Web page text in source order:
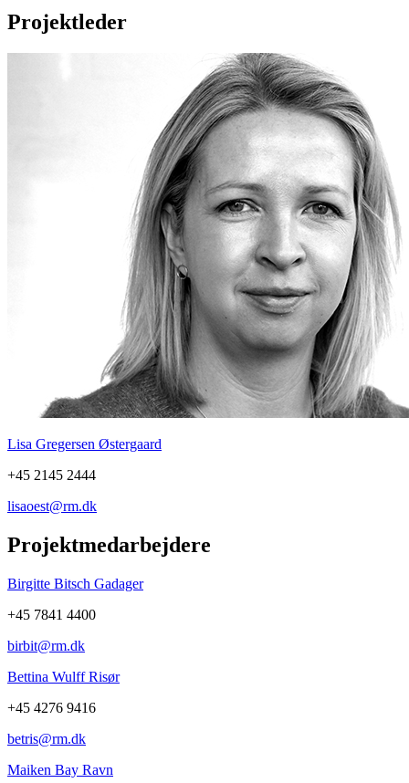
Projektleder
Lisa Gregersen Østergaard
+45 2145 2444
lisaoest@rm.dk
Projektmedarbejdere
Birgitte Bitsch Gadager
+45 7841 4400
birbit@rm.dk
Bettina Wulff Risør
+45 4276 9416
betris@rm.dk
Maiken Bay Ravn